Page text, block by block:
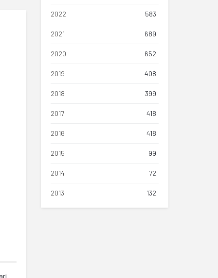
2022 583
2021 689
2020 652
2019 408
2018 399
2017 418
2016 418
2015 99
2014 72
2013 132